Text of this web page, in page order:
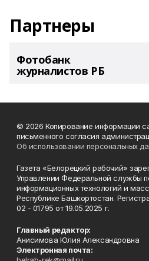
Партнеры
Фотобанк
журналистов РБ
© 2026 Копирование информации
письменного согласия
Об использовании персональных
Газета «Белорецкий рабочий»
Управлении Федеральной службы
информационных технологий и
Республике Башкортостан.
02 - 01795 от 19.05.2025 г.
Главный редактор:
Анисимова Юлия Александровна
Электронная почта: